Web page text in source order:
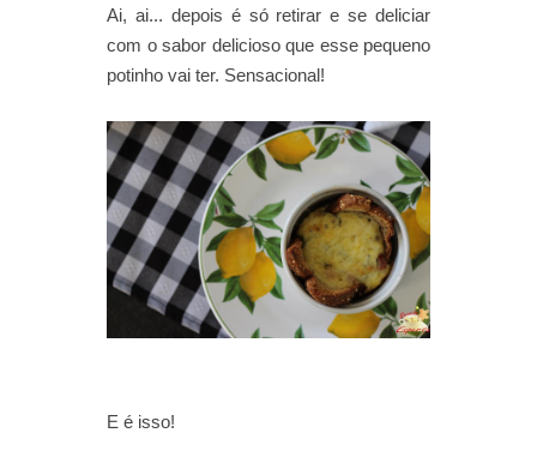
Ai, ai... depois é só retirar e se deliciar
com o sabor delicioso que esse pequeno
potinho vai ter. Sensacional!
E é isso!